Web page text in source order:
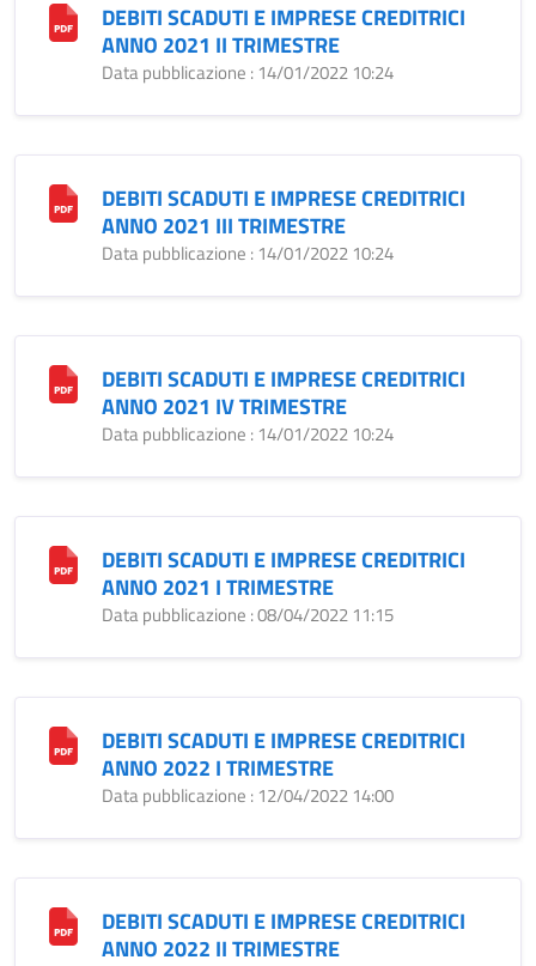
DEBITI SCADUTI E IMPRESE CREDITRICI
ANNO 2021 II TRIMESTRE
Data pubblicazione : 14/01/2022 10:24
DEBITI SCADUTI E IMPRESE CREDITRICI
ANNO 2021 III TRIMESTRE
Data pubblicazione : 14/01/2022 10:24
DEBITI SCADUTI E IMPRESE CREDITRICI
ANNO 2021 IV TRIMESTRE
Data pubblicazione : 14/01/2022 10:24
DEBITI SCADUTI E IMPRESE CREDITRICI
ANNO 2021 I TRIMESTRE
Data pubblicazione : 08/04/2022 11:15
DEBITI SCADUTI E IMPRESE CREDITRICI
ANNO 2022 I TRIMESTRE
Data pubblicazione : 12/04/2022 14:00
DEBITI SCADUTI E IMPRESE CREDITRICI
ANNO 2022 II TRIMESTRE